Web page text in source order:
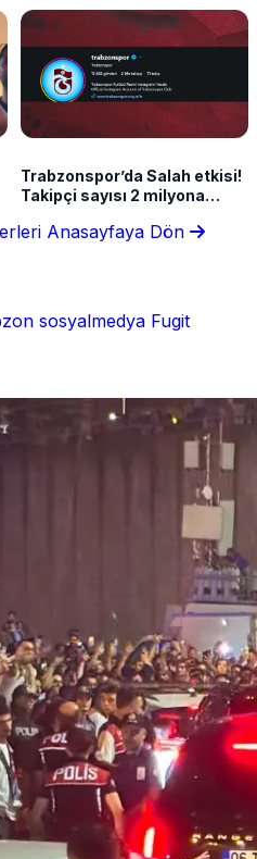
Trabzonspor’da Salah etkisi!
Takipçi sayısı 2 milyona
Anasayfaya Dön
sosyalmedya Fugit